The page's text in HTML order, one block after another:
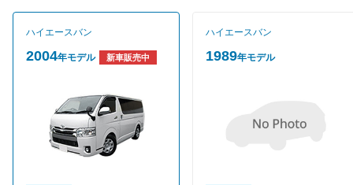
ハイエースバン
2004年モデル 新車販売中
ハイエースバン
1989年モデル